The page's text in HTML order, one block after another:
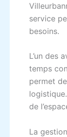
service
besoins.
L’un des
temps
permet
de
La